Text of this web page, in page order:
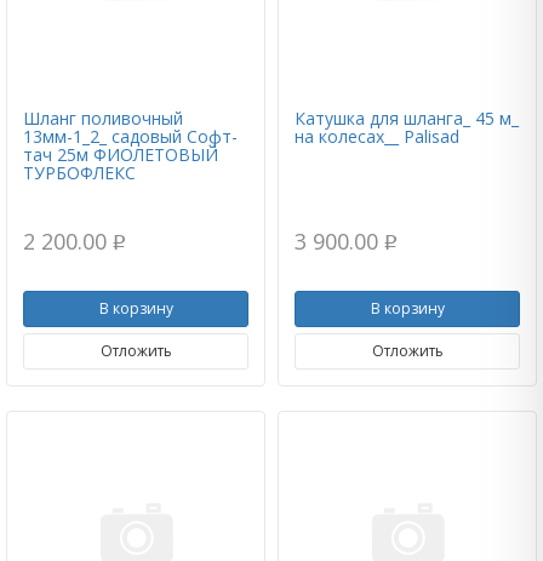
Шланг поливочный
13мм-1_2_ садовый Софт-
тач 25м ФИОЛЕТОВЫЙ
ТУРБОФЛЕКС
2 200.00 p
В корзину
Отложить
Катушка для шланга_ 45 м_
на колесах__ Palisad
3 900.00 p
В корзину
Отложить